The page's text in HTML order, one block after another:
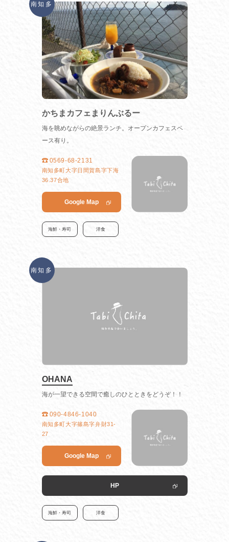
南知多
かちまカフェまりんぶるー
海を眺めながらの絶景ランチ。オープンカフェスペ
ース有り。
0569-68-2131
南知多町大字日間賀島字下海
36.37合地
Google Map
海鮮・寿司 洋食
南知多
OHANA
海が一望できる空間で癒しのひとときをどうぞ！！
090-4846-1040
南知多町大字篠島字弁財31-
27
Google Map
HP
海鮮・寿司 洋食